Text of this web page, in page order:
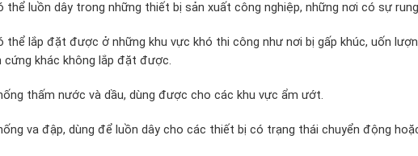
thể luồn dây trong những thiết bị sản xuất công nghiệp, những nơi có sự
thể lắp đặt được ở những khu vực khó thi công như nơi bị gấp khúc, uốn
cứng khác không lắp đặt được.
thấm nước và dầu, dùng được cho các khu vực ẩm ướt.
va đập, dùng để luồn dây cho các thiết bị có trạng thái chuyển động